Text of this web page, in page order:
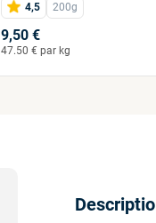
4,5
200g
9,50 €
47.50 € par kg